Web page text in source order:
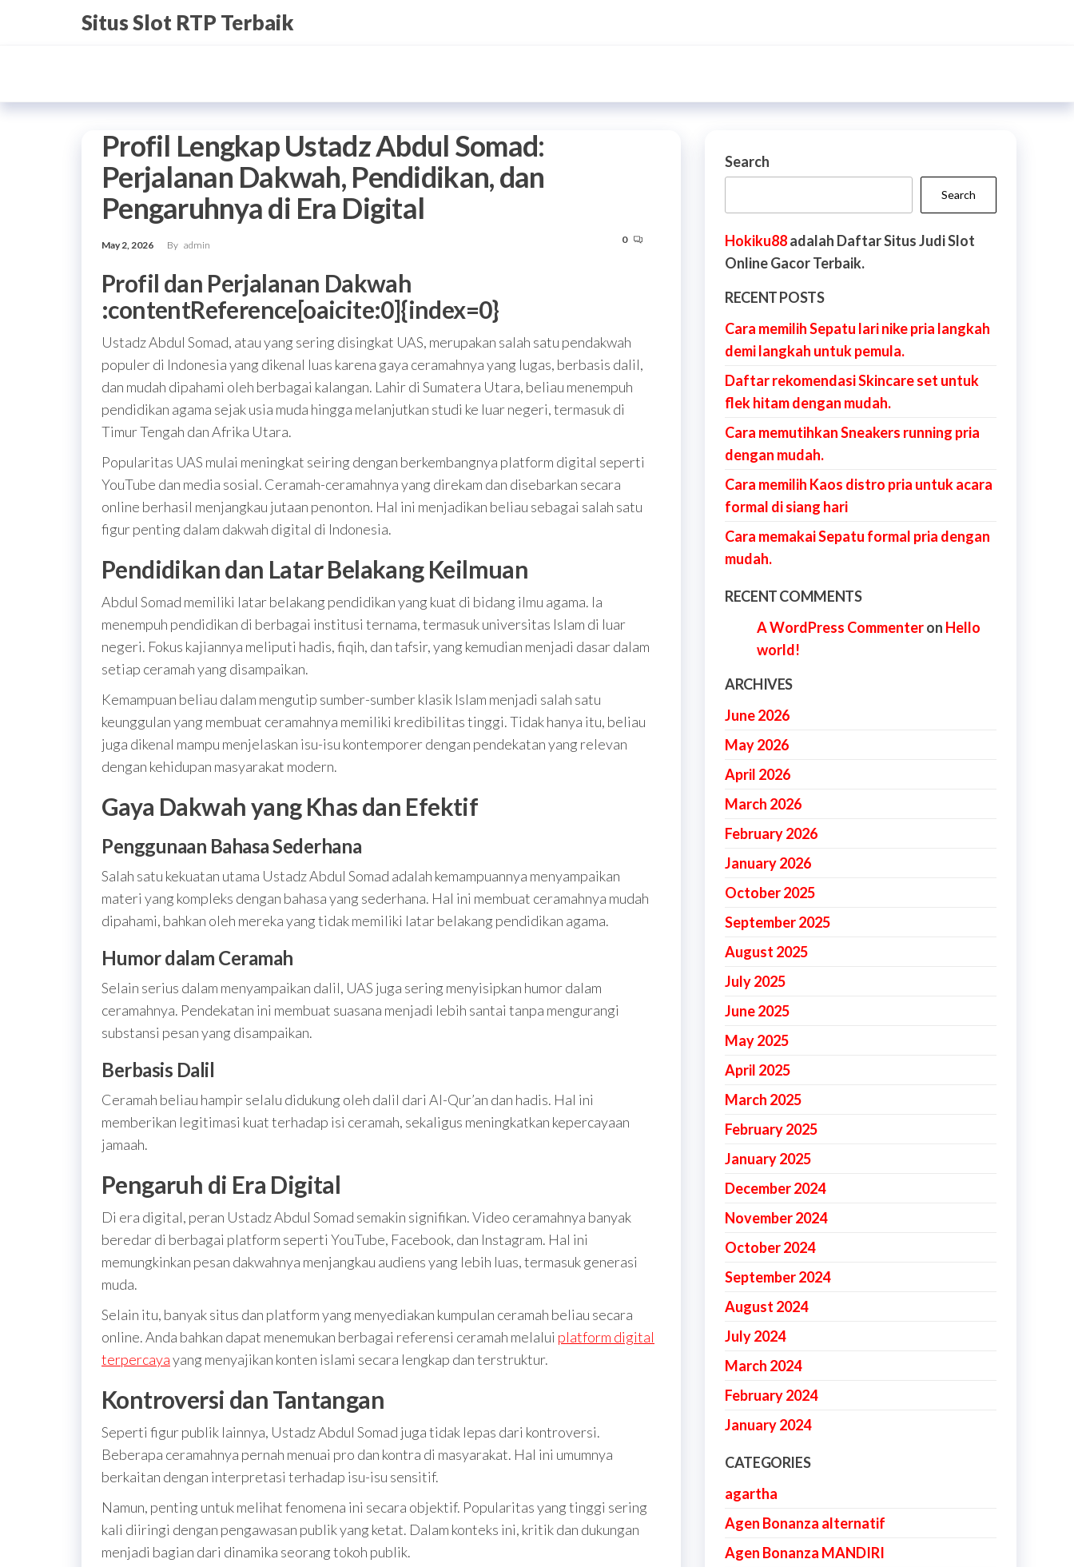
Situs Slot RTP Terbaik
Profil Lengkap Ustadz Abdul Somad:
Perjalanan Dakwah, Pendidikan, dan
Pengaruhnya di Era Digital
May 2, 2026 By admin 0
Profil dan Perjalanan Dakwah
:contentReference[oaicite:0]{index=0}
Ustadz Abdul Somad, atau yang sering disingkat UAS, merupakan salah satu pendakwah
populer di Indonesia yang dikenal luas karena gaya ceramahnya yang lugas, berbasis dalil,
dan mudah dipahami oleh berbagai kalangan. Lahir di Sumatera Utara, beliau menempuh
pendidikan agama sejak usia muda hingga melanjutkan studi ke luar negeri, termasuk di
Timur Tengah dan Afrika Utara.
Popularitas UAS mulai meningkat seiring dengan berkembangnya platform digital seperti
YouTube dan media sosial. Ceramah-ceramahnya yang direkam dan disebarkan secara
online berhasil menjangkau jutaan penonton. Hal ini menjadikan beliau sebagai salah satu
figur penting dalam dakwah digital di Indonesia.
Pendidikan dan Latar Belakang Keilmuan
Abdul Somad memiliki latar belakang pendidikan yang kuat di bidang ilmu agama. Ia
menempuh pendidikan di berbagai institusi ternama, termasuk universitas Islam di luar
negeri. Fokus kajiannya meliputi hadis, fiqih, dan tafsir, yang kemudian menjadi dasar dalam
setiap ceramah yang disampaikan.
Kemampuan beliau dalam mengutip sumber-sumber klasik Islam menjadi salah satu
keunggulan yang membuat ceramahnya memiliki kredibilitas tinggi. Tidak hanya itu, beliau
juga dikenal mampu menjelaskan isu-isu kontemporer dengan pendekatan yang relevan
dengan kehidupan masyarakat modern.
Gaya Dakwah yang Khas dan Efektif
Penggunaan Bahasa Sederhana
Salah satu kekuatan utama Ustadz Abdul Somad adalah kemampuannya menyampaikan
materi yang kompleks dengan bahasa yang sederhana. Hal ini membuat ceramahnya mudah
dipahami, bahkan oleh mereka yang tidak memiliki latar belakang pendidikan agama.
Humor dalam Ceramah
Selain serius dalam menyampaikan dalil, UAS juga sering menyisipkan humor dalam
ceramahnya. Pendekatan ini membuat suasana menjadi lebih santai tanpa mengurangi
substansi pesan yang disampaikan.
Berbasis Dalil
Ceramah beliau hampir selalu didukung oleh dalil dari Al-Qur’an dan hadis. Hal ini
memberikan legitimasi kuat terhadap isi ceramah, sekaligus meningkatkan kepercayaan
jamaah.
Pengaruh di Era Digital
Di era digital, peran Ustadz Abdul Somad semakin signifikan. Video ceramahnya banyak
beredar di berbagai platform seperti YouTube, Facebook, dan Instagram. Hal ini
memungkinkan pesan dakwahnya menjangkau audiens yang lebih luas, termasuk generasi
muda.
Selain itu, banyak situs dan platform yang menyediakan kumpulan ceramah beliau secara
online. Anda bahkan dapat menemukan berbagai referensi ceramah melalui platform digital
terpercayayang menyajikan konten islami secara lengkap dan terstruktur.
Kontroversi dan Tantangan
Seperti figur publik lainnya, Ustadz Abdul Somad juga tidak lepas dari kontroversi.
Beberapa ceramahnya pernah menuai pro dan kontra di masyarakat. Hal ini umumnya
berkaitan dengan interpretasi terhadap isu-isu sensitif.
Namun, penting untuk melihat fenomena ini secara objektif. Popularitas yang tinggi sering
kali diiringi dengan pengawasan publik yang ketat. Dalam konteks ini, kritik dan dukungan
menjadi bagian dari dinamika seorang tokoh publik.
Search
Search
Hokiku88adalah Daftar Situs Judi Slot
Online Gacor Terbaik.
RECENT POSTS
Cara memilih Sepatu lari nike pria langkah
demi langkah untuk pemula.
Daftar rekomendasi Skincare set untuk
flek hitam dengan mudah.
Cara memutihkan Sneakers running pria
dengan mudah.
Cara memilih Kaos distro pria untuk acara
formal di siang hari
Cara memakai Sepatu formal pria dengan
mudah.
RECENT COMMENTS
A WordPress Commenteron Hello
world!
ARCHIVES
June 2026
May 2026
April 2026
March 2026
February 2026
January 2026
October 2025
September 2025
August 2025
July 2025
June 2025
May 2025
April 2025
March 2025
February 2025
January 2025
December 2024
November 2024
October 2024
September 2024
August 2024
July 2024
March 2024
February 2024
January 2024
CATEGORIES
agartha
Agen Bonanza alternatif
Agen Bonanza MANDIRI